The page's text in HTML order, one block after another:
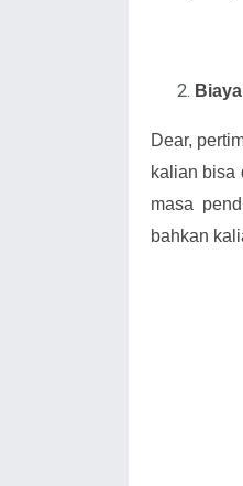
Dear,
kalian bisa
masa
bahkan